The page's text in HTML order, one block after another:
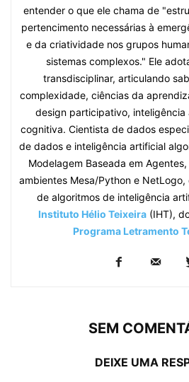
entender o que ele chama de
pertencimento necessárias à
e da criatividade nos grupos
sistemas complexos." Ele
transdisciplinar, articulando
complexidade, ciências da
design participativo, inteligência
cognitiva. Cientista de dados
de dados e inteligência artificial
Modelagem Baseada em
ambientes Mesa/Python e
de algoritmos de inteligência
Instituto Hélio Teixeira(IHT),
Programa Letramento
SEM
DEIXE UMA